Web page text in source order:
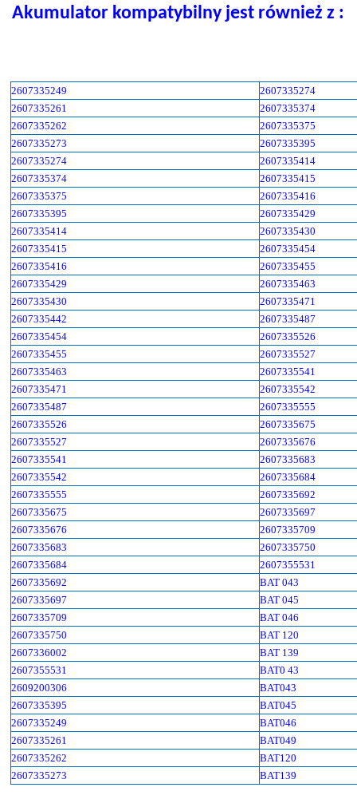
Akumulator kompatybilny jest również z :
2607335249
2607335274
2607335261
2607335374
2607335262
2607335375
2607335273
2607335395
2607335274
2607335414
2607335374
2607335415
2607335375
2607335416
2607335395
2607335429
2607335414
2607335430
2607335415
2607335454
2607335416
2607335455
2607335429
2607335463
2607335430
2607335471
2607335442
2607335487
2607335454
2607335526
2607335455
2607335527
2607335463
2607335541
2607335471
2607335542
2607335487
2607335555
2607335526
2607335675
2607335527
2607335676
2607335541
2607335683
2607335542
2607335684
2607335555
2607335692
2607335675
2607335697
2607335676
2607335709
2607335683
2607335750
2607335684
2607355531
2607335692
BAT 043
2607335697
BAT 045
2607335709
BAT 046
2607335750
BAT 120
2607336002
BAT 139
2607355531
BAT0 43
2609200306
BAT043
2607335395
BAT045
2607335249
BAT046
2607335261
BAT049
2607335262
BAT120
2607335273
BAT139